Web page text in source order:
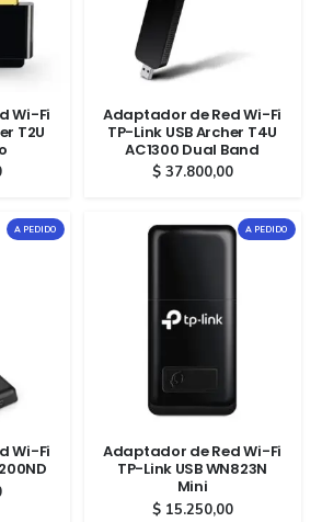
Wi-Fi
T2U
Adaptador de Red Wi-Fi
TP-Link USB Archer T4U
AC1300 Dual Band
$37.800,00
A PEDIDO
Wi-Fi
A PEDIDO
Adaptador de Red Wi-Fi
TP-Link USB WN823N
Mini
$15.250,00